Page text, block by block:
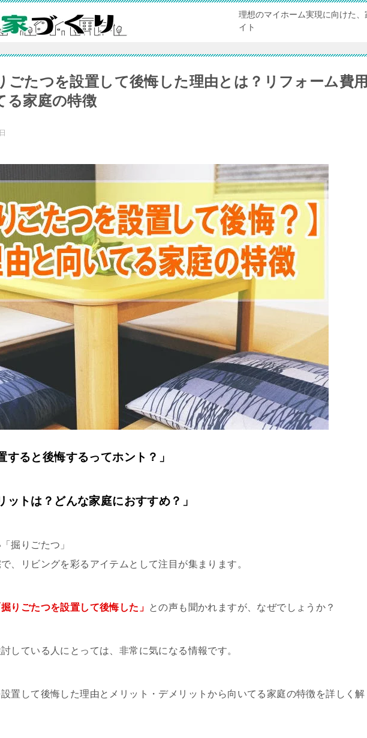
理想のマイホーム実現に向けた
イト
ごたつを設置して後悔した理由とは？リフォーム費
る家庭の特徴
すると後悔するってホント？」
ットは？どんな家庭におすすめ？」
掘りごたつ」
、リビングを彩るアイテムとして注目が集まります。
掘りごたつを設置して後悔した」 との声も聞かれますが、なぜでしょうか？
している人にとっては、非常に気になる情報です。
置して後悔した理由とメリット・デメリットから向いてる家庭の特徴を詳しく解